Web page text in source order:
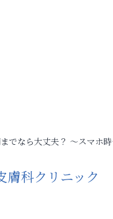
でなら大丈夫？ ～スマホ
膚科クリニック